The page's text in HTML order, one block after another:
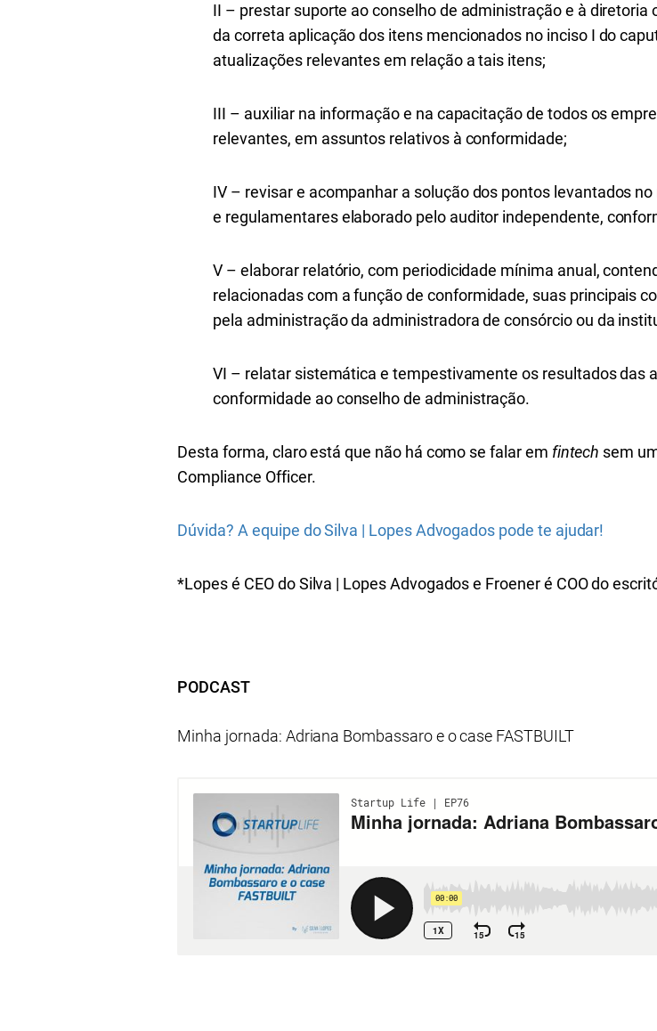
II – prestar suporte ao conselho de administração e à
da correta aplicação dos itens mencionados no inciso I do
atualizações relevantes em relação a tais itens;
III – auxiliar na informação e na capacitação de todos os
relevantes, em assuntos relativos à conformidade;
IV – revisar e acompanhar a solução dos pontos levantados
e regulamentares elaborado pelo auditor independente,
V – elaborar relatório, com periodicidade mínima anual,
relacionadas com a função de conformidade, suas principais
pela administração da administradora de consórcio ou da
VI – relatar sistemática e tempestivamente os resultados das
conformidade ao conselho de administração.
Desta forma, claro está que não há como se falar em fintech sem
Compliance Officer.
Dúvida? A equipe do Silva | Lopes Advogados pode te ajudar!
*Lopes é CEO do Silva | Lopes Advogados e Froener é COO do
PODCAST
Minha jornada: Adriana Bombassaro e o case FASTBUILT